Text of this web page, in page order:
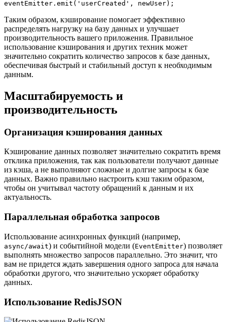
Таким образом, кэширование помогает эффективно
распределять нагрузку на базу данных и улучшает
производительность вашего приложения. Правильное
использование кэширования и других техник может
значительно сократить количество запросов к базе данных,
обеспечивая быстрый и стабильный доступ к необходимым
данным.
Масштабируемость и
производительность
Организация кэширования данных
Кэширование данных позволяет значительно сократить время
отклика приложения, так как пользователи получают данные
из кэша, а не выполняют сложные и долгие запросы к базе
данных. Важно правильно настроить кэш таким образом,
чтобы он учитывал частоту обращений к данным и их
актуальность.
Параллельная обработка запросов
Использование асинхронных функций (например,
async/await) и событийной модели (EventEmitter) позволяет
выполнять множество запросов параллельно. Это значит, что
вам не придется ждать завершения одного запроса для начала
обработки другого, что значительно ускоряет обработку
данных.
Использование RedisJSON